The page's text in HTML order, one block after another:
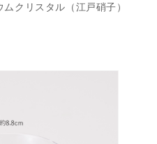
クリスタル（江戸硝子）